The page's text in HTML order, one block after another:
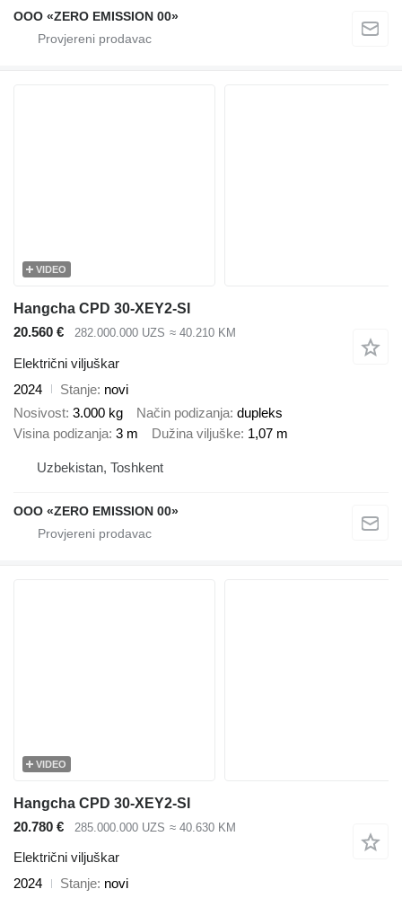
OOO «ZERO EMISSION 00»
VIDEO
Hangcha CPD 30-XEY2-SI
20.560 €
282.000.000 UZS ≈ 40.210 KM
Električni viljuškar
2024
Stanje novi
Nosivost 3.000 kg Način podizanja dupleks
Visina podizanja 3 m Dužina viljuške 1,07 m
Uzbekistan, Toshkent
OOO «ZERO EMISSION 00»
VIDEO
Hangcha CPD 30-XEY2-SI
20.780 €
285.000.000 UZS ≈ 40.630 KM
Električni viljuškar
2024
Stanje novi